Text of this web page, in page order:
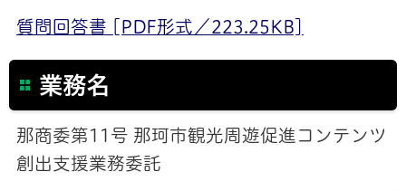
質問回答書 [PDF形式／223.25KB]
業務名
那商委第11号 那珂市観光周遊促進コンテンツ
創出支援業務委託